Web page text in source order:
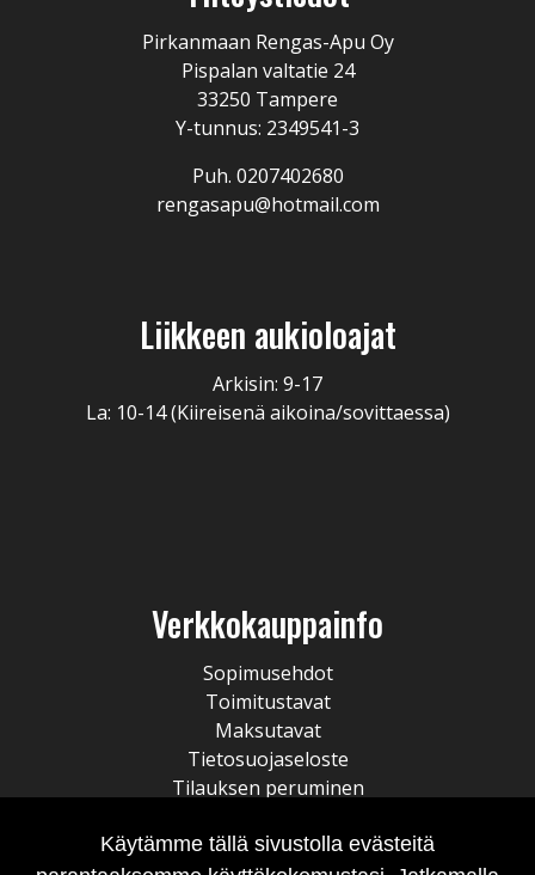
Pirkanmaan Rengas-Apu Oy
Pispalan valtatie 24
33250 Tampere
Y-tunnus: 2349541-3
Puh. 0207402680
rengasapu@hotmail.com
Liikkeen aukioloajat
Arkisin: 9-17
La: 10-14 (Kiireisenä aikoina/sovittaessa)
Verkkokauppainfo
Sopimusehdot
Toimitustavat
Maksutavat
Tietosuojaseloste
Tilauksen peruminen
Käytämme tällä sivustolla evästeitä